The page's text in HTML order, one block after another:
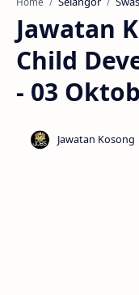
Jawatan
Child
- 03